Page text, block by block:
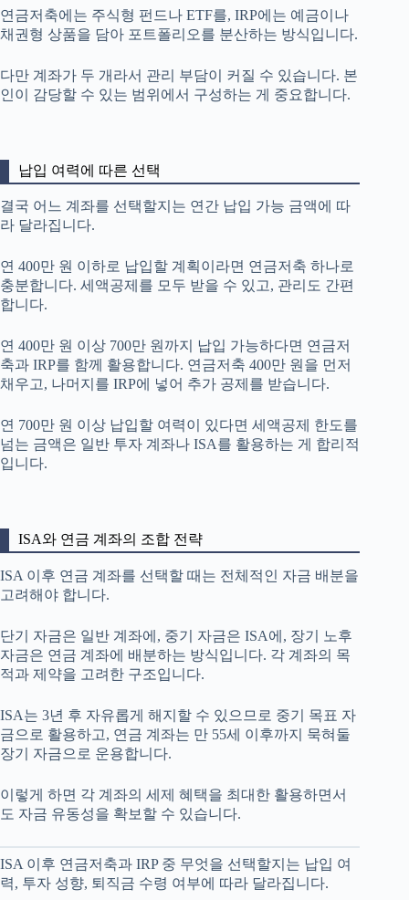
연금저축에는 주식형 펀드나 ETF를, IRP에는 예금이나
채권형 상품을 담아 포트폴리오를 분산하는 방식입니다.
다만 계좌가 두 개라서 관리 부담이 커질 수 있습니다. 본
인이 감당할 수 있는 범위에서 구성하는 게 중요합니다.
납입 여력에 따른 선택
결국 어느 계좌를 선택할지는 연간 납입 가능 금액에 따
라 달라집니다.
연 400만 원 이하로 납입할 계획이라면 연금저축 하나로
충분합니다. 세액공제를 모두 받을 수 있고, 관리도 간편
합니다.
연 400만 원 이상 700만 원까지 납입 가능하다면 연금저
축과 IRP를 함께 활용합니다. 연금저축 400만 원을 먼저
채우고, 나머지를 IRP에 넣어 추가 공제를 받습니다.
연 700만 원 이상 납입할 여력이 있다면 세액공제 한도를
넘는 금액은 일반 투자 계좌나 ISA를 활용하는 게 합리적
입니다.
ISA와 연금 계좌의 조합 전략
ISA 이후 연금 계좌를 선택할 때는 전체적인 자금 배분을
고려해야 합니다.
단기 자금은 일반 계좌에, 중기 자금은 ISA에, 장기 노후
자금은 연금 계좌에 배분하는 방식입니다. 각 계좌의 목
적과 제약을 고려한 구조입니다.
ISA는 3년 후 자유롭게 해지할 수 있으므로 중기 목표 자
금으로 활용하고, 연금 계좌는 만 55세 이후까지 묵혀둘
장기 자금으로 운용합니다.
이렇게 하면 각 계좌의 세제 혜택을 최대한 활용하면서
도 자금 유동성을 확보할 수 있습니다.
ISA 이후 연금저축과 IRP 중 무엇을 선택할지는 납입 여
력, 투자 성향, 퇴직금 수령 여부에 따라 달라집니다.